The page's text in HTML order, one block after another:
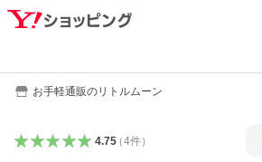
お手軽通販のリトルムーン
4.75（4件）